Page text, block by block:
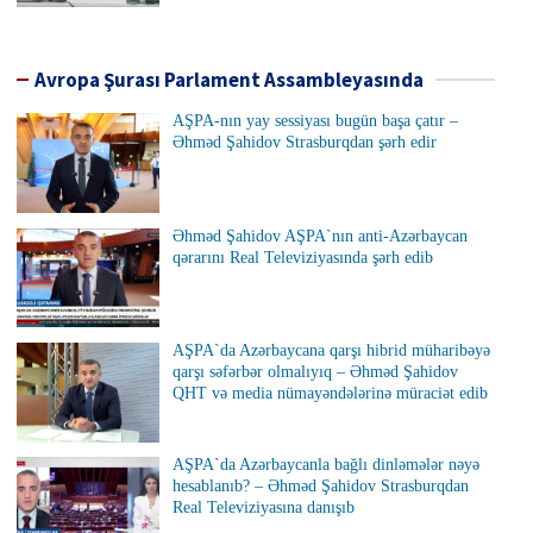
Avropa Şurası Parlament Assambleyasında
AŞPA-nın yay sessiyası bugün başa çatır –
Əhməd Şahidov Strasburqdan şərh edir
Əhməd Şahidov AŞPA`nın anti-Azərbaycan
qərarını Real Televiziyasında şərh edib
AŞPA`da Azərbaycana qarşı hibrid müharibəyə
qarşı səfərbər olmalıyıq – Əhməd Şahidov
QHT və media nümayəndələrinə müraciət edib
AŞPA`da Azərbaycanla bağlı dinləmələr nəyə
hesablanıb? – Əhməd Şahidov Strasburqdan
Real Televiziyasına danışıb